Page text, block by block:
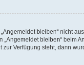
bleiben“ nicht
bleiben“ beim
Verfügung steht, dann